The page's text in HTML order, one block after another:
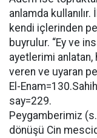
anlamda
kendi içlerinden
buyrulur. “Ey ve
ayetlerimi
veren ve uyaran
El-
say=229.
Peygamberimiz
dönüşü Cin